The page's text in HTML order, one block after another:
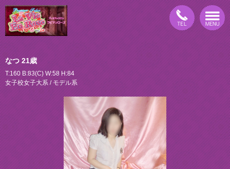
なつ 21歳
T:160 B:83(C) W:58 H:84
女子校女子大系 / モデル系